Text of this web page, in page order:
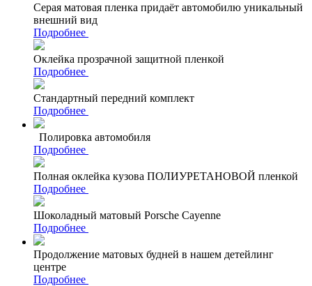
Серая матовая пленка придаёт автомобилю уникальный
внешний вид
Подробнее
Оклейка прозрачной защитной пленкой
Подробнее
Стандартный передний комплект
Подробнее
Полировка автомобиля
Подробнее
Полная оклейка кузова ПОЛИУРЕТАНОВОЙ пленкой
Подробнее
Шоколадный матовый Porsche Cayenne
Подробнее
Продолжение матовых будней в нашем детейлинг
центре
Подробнее